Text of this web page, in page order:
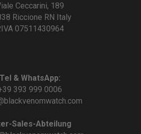
Ceccarini, 189
Riccione RN Italy
07511430964
Tel & WhatsApp:
393 999 0006
Sales-Abteilung